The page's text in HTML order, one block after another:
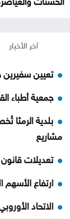
آخر الأخبار
تعيين سفيرين
جمعية أطباء
مشاريع
تعديلات قانون
ارتفاع الأسهم
الاتحاد